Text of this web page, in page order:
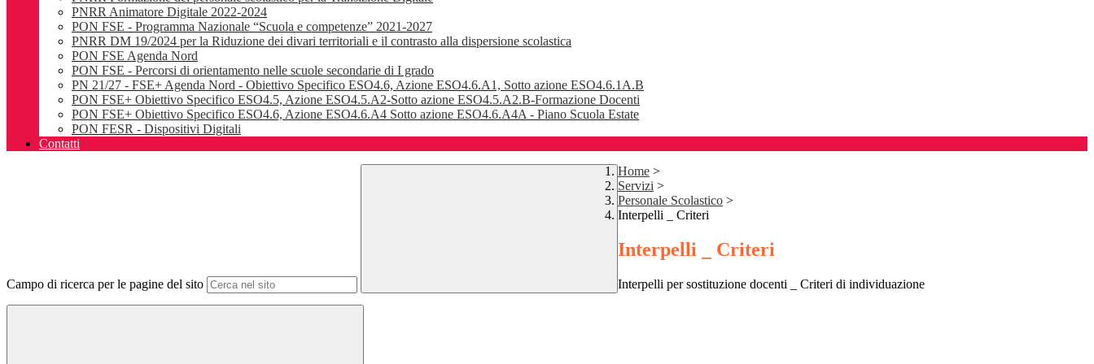
PNRR Animatore Digitale 2022-2024
PON FSE - Programma Nazionale “Scuola e competenze” 2021-2027
PNRR DM 19/2024 per la Riduzione dei divari territoriali e il contrasto alla dispersione scolastica
PON FSE Agenda Nord
PON FSE - Percorsi di orientamento nelle scuole secondarie di I grado
PN 21/27 - FSE+ Agenda Nord - Obiettivo Specifico ESO4.6, Azione ESO4.6.A1, Sotto azione ESO4.6.1A.B
PON FSE+ Obiettivo Specifico ESO4.5, Azione ESO4.5.A2-Sotto azione ESO4.5.A2.B-Formazione Docenti
PON FSE+ Obiettivo Specifico ESO4.6, Azione ESO4.6.A4 Sotto azione ESO4.6.A4A - Piano Scuola Estate
PON FESR - Dispositivi Digitali
Contatti
Campo di ricerca per le pagine del sito
Home >
Servizi >
Personale Scolastico >
Interpelli _ Criteri
Interpelli _ Criteri
Interpelli per sostituzione docenti _ Criteri di individuazione